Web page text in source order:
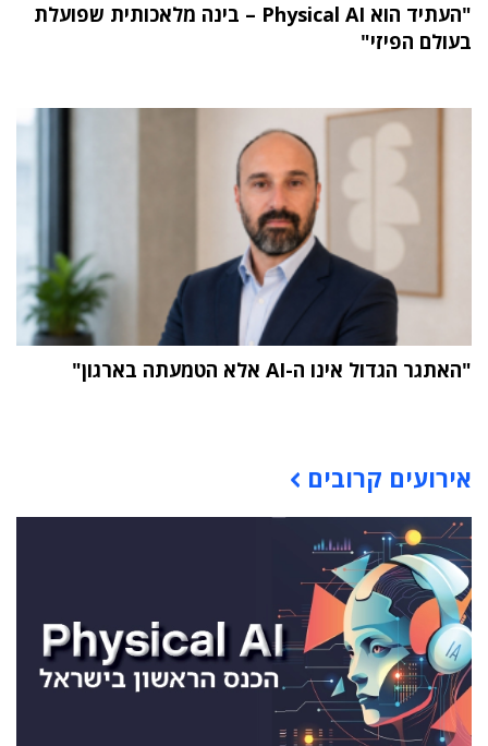
"העתיד הוא Physical AI – בינה מלאכותית שפועלת
בעולם הפיזי"
"האתגר הגדול אינו ה-AI אלא הטמעתה בארגון"
אירועים קרובים